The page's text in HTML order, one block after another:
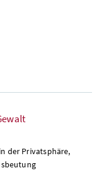
der Privatsphäre,